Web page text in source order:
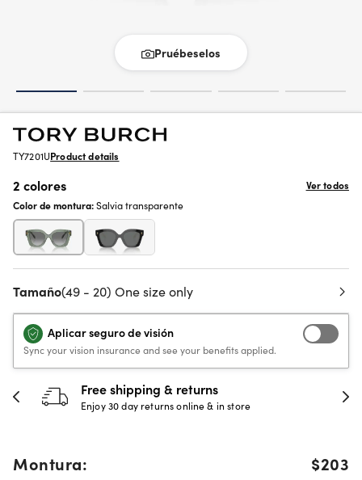
Pruébeselos
TY7201UProduct details
2 colores
Ver todos
Color de montura:Salvia transparente
Tamaño(49 - 20) One size only
Aplicar seguro de visión
Sync your vision insurance and see your benefits applied.
30-day happiness guarantee
Full refund or replacement within 30 days
Montura: $203